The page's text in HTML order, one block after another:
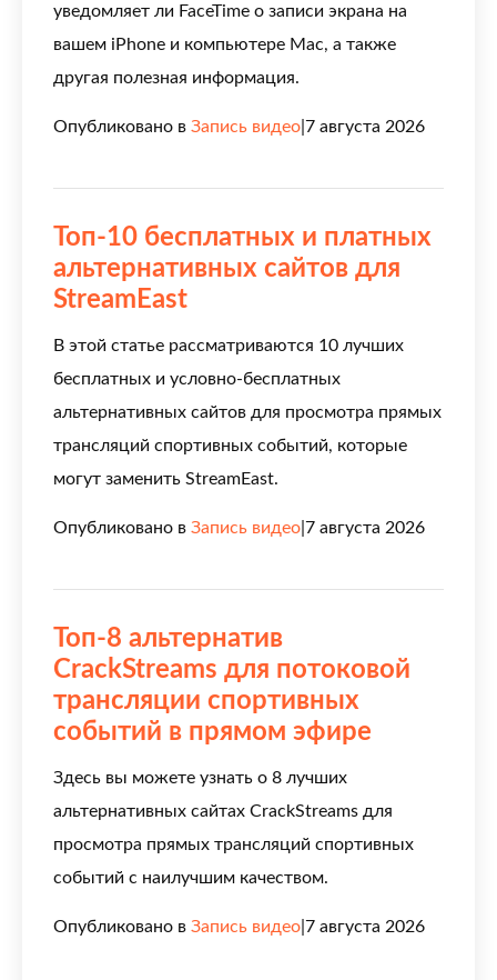
уведомляет ли FaceTime о записи экрана на
вашем iPhone и компьютере Mac, а также
другая полезная информация.
Опубликовано в Запись видео 7 августа 2026
Топ-10 бесплатных и платных
альтернативных сайтов для
StreamEast
В этой статье рассматриваются 10 лучших
бесплатных и условно-бесплатных
альтернативных сайтов для просмотра прямых
трансляций спортивных событий, которые
могут заменить StreamEast.
Опубликовано в Запись видео 7 августа 2026
Топ-8 альтернатив
CrackStreams для потоковой
трансляции спортивных
событий в прямом эфире
Здесь вы можете узнать о 8 лучших
альтернативных сайтах CrackStreams для
просмотра прямых трансляций спортивных
событий с наилучшим качеством.
Опубликовано в Запись видео 7 августа 2026